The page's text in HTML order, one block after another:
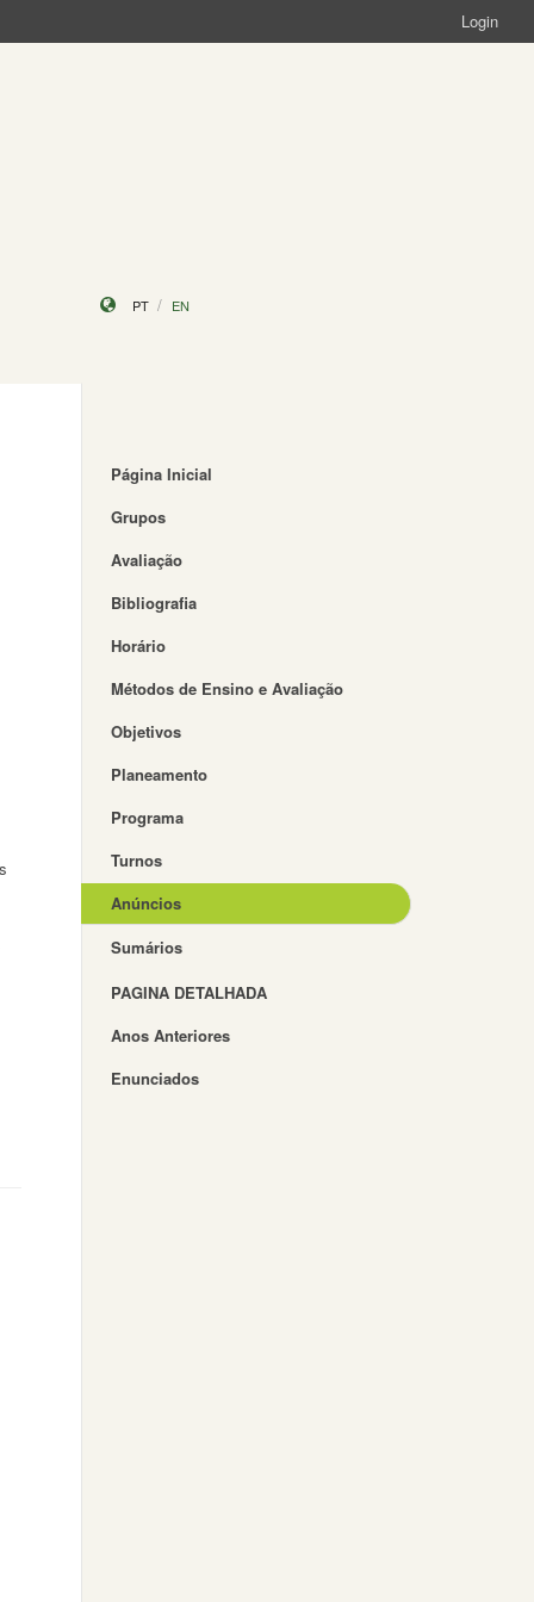
Login
PT EN
Página Inicial
Grupos
Avaliação
Bibliografia
Horário
Métodos de Ensino e Avaliação
Objetivos
Planeamento
Programa
Turnos
Anúncios
Sumários
PAGINA DETALHADA
Anos Anteriores
Enunciados